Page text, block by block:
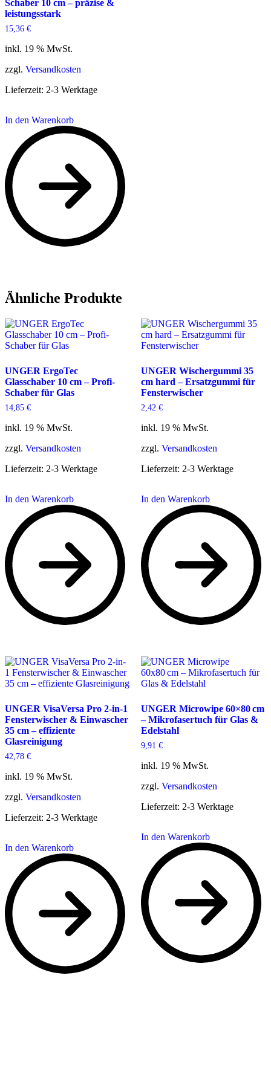
Schaber 10 cm – präzise &
leistungsstark
15,36 €
inkl. 19 % MwSt.
zzgl. Versandkosten
Lieferzeit: 2-3 Werktage
In den Warenkorb
Ähnliche Produkte
UNGER ErgoTec
Glasschaber 10 cm – Profi-
Schaber für Glas
14,85 €
inkl. 19 % MwSt.
zzgl. Versandkosten
Lieferzeit: 2-3 Werktage
In den Warenkorb
UNGER Wischergummi 35
cm hard – Ersatzgummi für
Fensterwischer
2,42 €
inkl. 19 % MwSt.
zzgl. Versandkosten
Lieferzeit: 2-3 Werktage
In den Warenkorb
UNGER VisaVersa Pro 2-in-1
Fensterwischer & Einwascher
35 cm – effiziente
Glasreinigung
42,78 €
inkl. 19 % MwSt.
zzgl. Versandkosten
Lieferzeit: 2-3 Werktage
In den Warenkorb
UNGER Microwipe 60×80 cm
– Mikrofasertuch für Glas &
Edelstahl
9,91 €
inkl. 19 % MwSt.
zzgl. Versandkosten
Lieferzeit: 2-3 Werktage
In den Warenkorb